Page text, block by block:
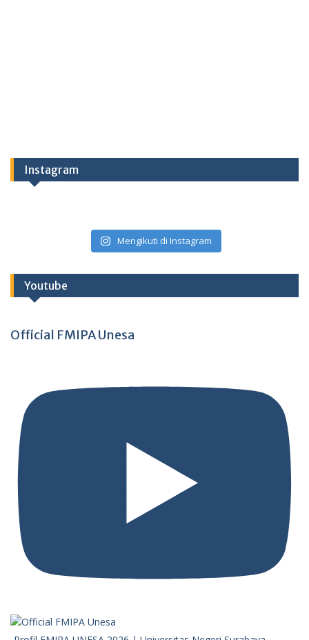
Instagram
Mengikuti di Instagram
Youtube
Official FMIPA Unesa